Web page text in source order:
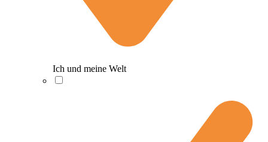
Ich und meine Welt